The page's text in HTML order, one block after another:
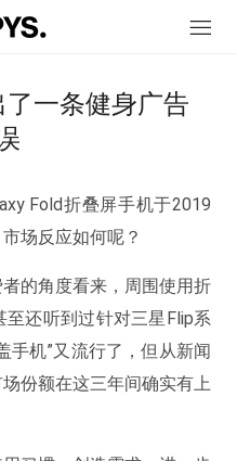
一条健身广告
Fold折叠屏手机于2019
场反应如何呢？
的角度看来，周围使用折
还听到过针对三星Flip系
手机”又流行了，但从新闻
份额在这三年间确实有上